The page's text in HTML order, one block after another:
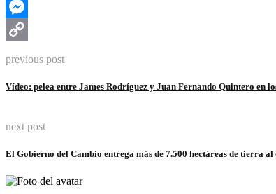
Telegram
Messenger
previous post
Vídeo: pelea entre James Rodríguez y Juan Fernando Quintero en
next post
El Gobierno del Cambio entrega más de 7.500 hectáreas de tierra